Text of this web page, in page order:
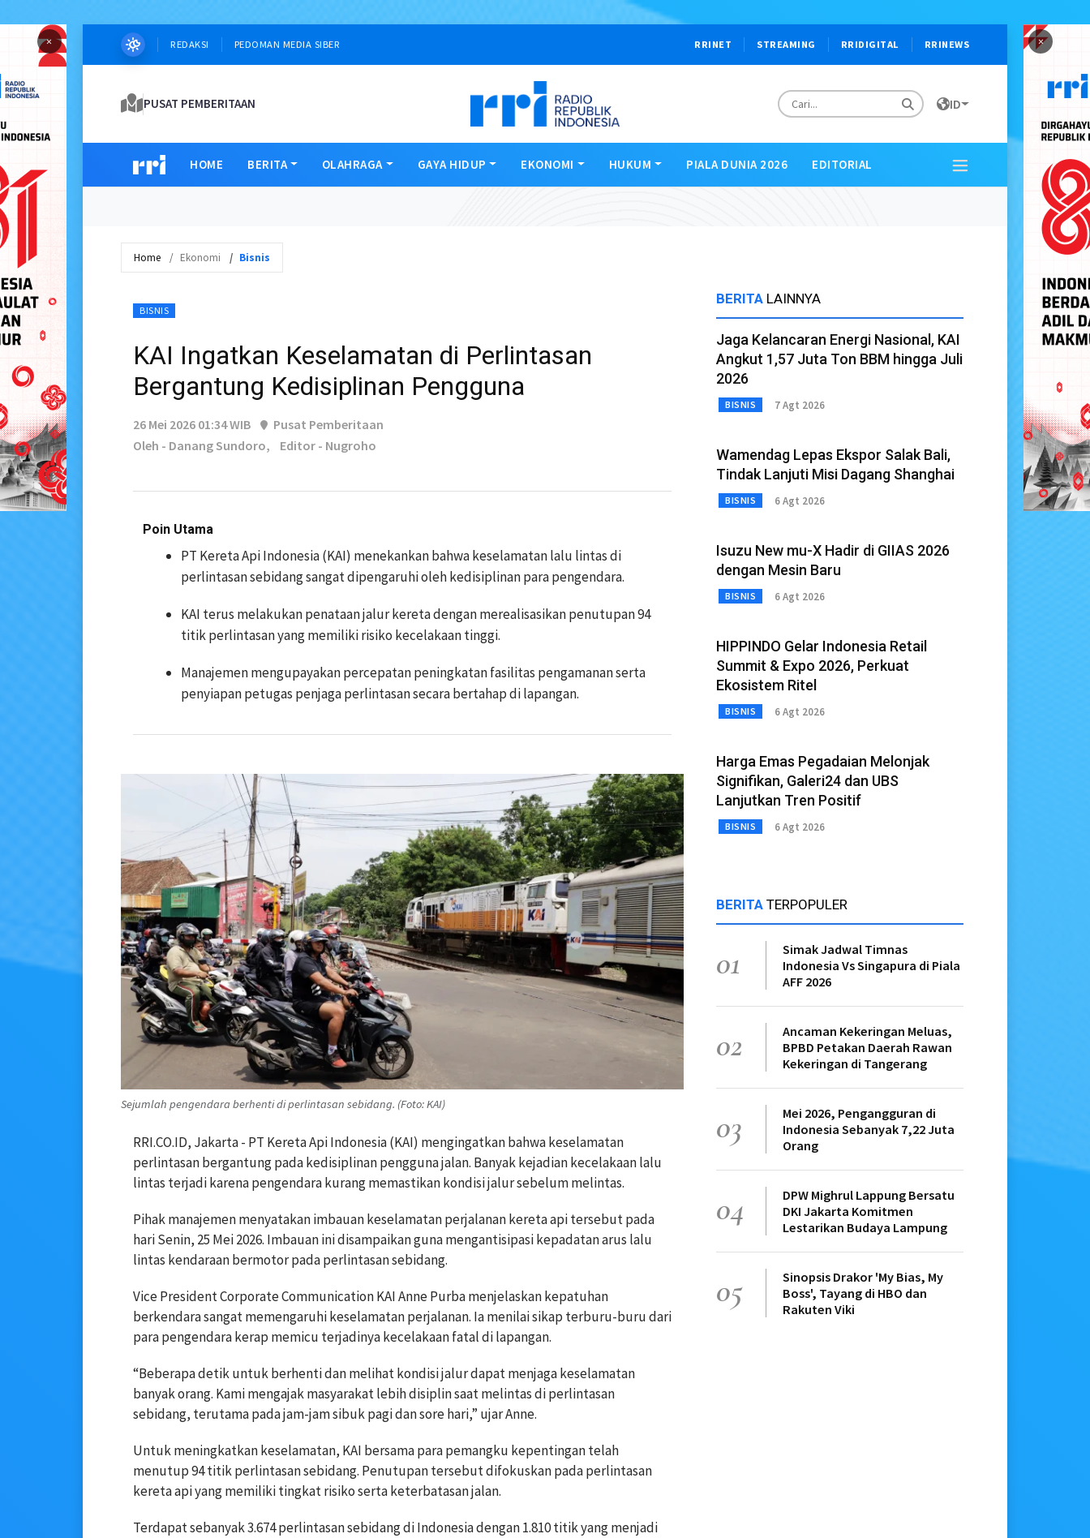
× ×
REDAKSI PEDOMAN MEDIA SIBER RRINET STREAMING RRIDIGITAL RRINEWS
PUSAT PEMBERITAAN ID
HOME BERITA OLAHRAGA GAYA HIDUP EKONOMI HUKUM PIALA DUNIA 2026 EDITORIAL
Home Ekonomi Bisnis
BISNIS
KAI Ingatkan Keselamatan di Perlintasan
Bergantung Kedisiplinan Pengguna
26 Mei 2026 01:34 WIB
Pusat Pemberitaan
Oleh - Danang Sundoro,
Editor - Nugroho
Poin Utama
PT Kereta Api Indonesia (KAI) menekankan bahwa keselamatan lalu lintas di
perlintasan sebidang sangat dipengaruhi oleh kedisiplinan para pengendara.
KAI terus melakukan penataan jalur kereta dengan merealisasikan penutupan 94
titik perlintasan yang memiliki risiko kecelakaan tinggi.
Manajemen mengupayakan percepatan peningkatan fasilitas pengamanan serta
penyiapan petugas penjaga perlintasan secara bertahap di lapangan.
Sejumlah pengendara berhenti di perlintasan sebidang. (Foto: KAI)
RRI.CO.ID, Jakarta - PT Kereta Api Indonesia (KAI) mengingatkan bahwa keselamatan
perlintasan bergantung pada kedisiplinan pengguna jalan. Banyak kejadian kecelakaan lalu
lintas terjadi karena pengendara kurang memastikan kondisi jalur sebelum melintas.
Pihak manajemen menyatakan imbauan keselamatan perjalanan kereta api tersebut pada
hari Senin, 25 Mei 2026. Imbauan ini disampaikan guna mengantisipasi kepadatan arus lalu
lintas kendaraan bermotor pada perlintasan sebidang.
Vice President Corporate Communication KAI Anne Purba menjelaskan kepatuhan
berkendara sangat memengaruhi keselamatan perjalanan. Ia menilai sikap terburu-buru dari
para pengendara kerap memicu terjadinya kecelakaan fatal di lapangan.
“Beberapa detik untuk berhenti dan melihat kondisi jalur dapat menjaga keselamatan
banyak orang. Kami mengajak masyarakat lebih disiplin saat melintas di perlintasan
sebidang, terutama pada jam-jam sibuk pagi dan sore hari,” ujar Anne.
Untuk meningkatkan keselamatan, KAI bersama para pemangku kepentingan telah
menutup 94 titik perlintasan sebidang. Penutupan tersebut difokuskan pada perlintasan
kereta api yang memiliki tingkat risiko serta keterbatasan jalan.
Terdapat sebanyak 3.674 perlintasan sebidang di Indonesia dengan 1.810 titik yang menjadi
BERITA LAINNYA
Jaga Kelancaran Energi Nasional, KAI
Angkut 1,57 Juta Ton BBM hingga Juli
2026
BISNIS 7 Agt 2026
Wamendag Lepas Ekspor Salak Bali,
Tindak Lanjuti Misi Dagang Shanghai
BISNIS 6 Agt 2026
Isuzu New mu-X Hadir di GIIAS 2026
dengan Mesin Baru
BISNIS 6 Agt 2026
HIPPINDO Gelar Indonesia Retail
Summit & Expo 2026, Perkuat
Ekosistem Ritel
BISNIS 6 Agt 2026
Harga Emas Pegadaian Melonjak
Signifikan, Galeri24 dan UBS
Lanjutkan Tren Positif
BISNIS 6 Agt 2026
BERITA TERPOPULER
01
Simak Jadwal Timnas
Indonesia Vs Singapura di Piala
AFF 2026
02
Ancaman Kekeringan Meluas,
BPBD Petakan Daerah Rawan
Kekeringan di Tangerang
03
Mei 2026, Pengangguran di
Indonesia Sebanyak 7,22 Juta
Orang
04
DPW Mighrul Lappung Bersatu
DKI Jakarta Komitmen
Lestarikan Budaya Lampung
05
Sinopsis Drakor 'My Bias, My
Boss', Tayang di HBO dan
Rakuten Viki